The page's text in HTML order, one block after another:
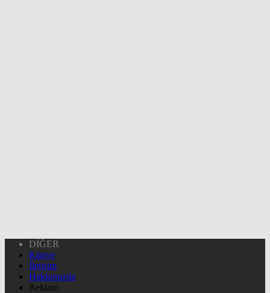
DİĞER
Künye
İletişim
Hakkımızda
Reklam